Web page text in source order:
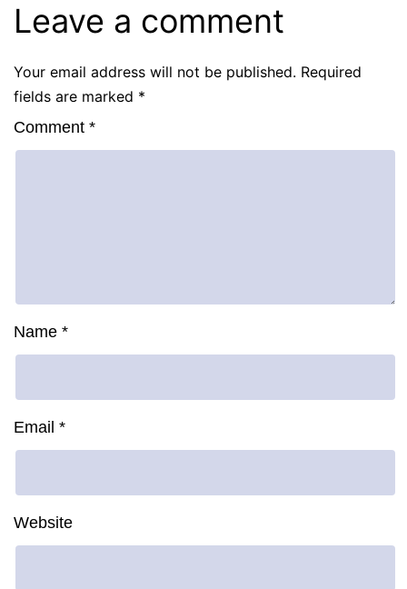
Leave a comment
Your email address will not be published. Required
fields are marked *
Comment *
Name *
Email *
Website